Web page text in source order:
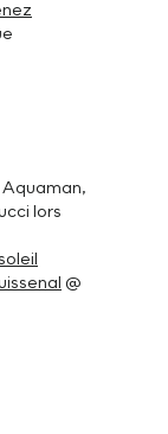
Aquaman,
lors
@